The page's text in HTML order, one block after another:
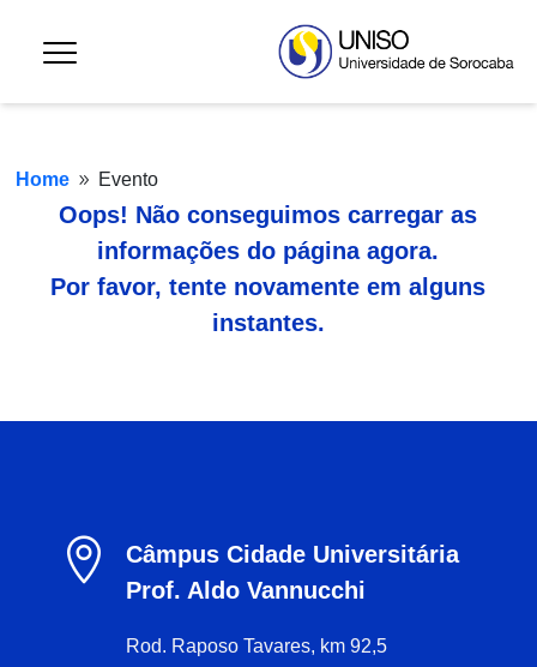
Home 9 Evento
Oops! Não conseguimos carregar as
informações do página agora.
Por favor, tente novamente em alguns
instantes.

Câmpus Cidade Universitária
Prof. Aldo Vannucchi
Rod. Raposo Tavares, km 92,5